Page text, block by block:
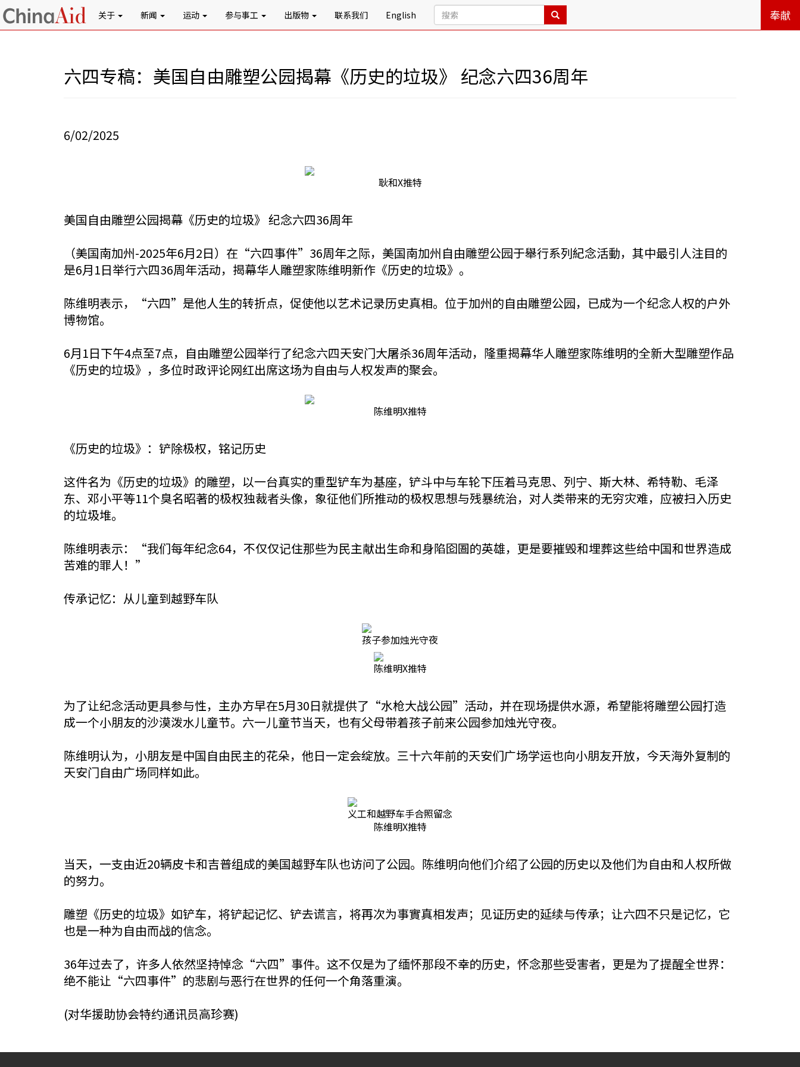
关于 新闻 运动 参与事工 出版物 联系我们 English 奉献
六四专稿：美国自由雕塑公园揭幕《历史的垃圾》 纪念六四36周年
6/02/2025
耿和X推特
美国自由雕塑公园揭幕《历史的垃圾》 纪念六四36周年
（美国南加州-2025年6月2日）在“六四事件”36周年之际，美国南加州自由雕塑公园于舉行系列紀念活動，其中最引人注目的
是6月1日举行六四36周年活动，揭幕华人雕塑家陈维明新作《历史的垃圾》。
陈维明表示，“六四”是他人生的转折点，促使他以艺术记录历史真相。位于加州的自由雕塑公园，已成为一个纪念人权的户外
博物馆。
6月1日下午4点至7点，自由雕塑公园举行了纪念六四天安门大屠杀36周年活动，隆重揭幕华人雕塑家陈维明的全新大型雕塑作品
《历史的垃圾》，多位时政评论网红出席这场为自由与人权发声的聚会。
陈维明X推特
《历史的垃圾》：铲除极权，铭记历史
这件名为《历史的垃圾》的雕塑，以一台真实的重型铲车为基座，铲斗中与车轮下压着马克思、列宁、斯大林、希特勒、毛泽
东、邓小平等11个臭名昭著的极权独裁者头像，象征他们所推动的极权思想与残暴统治，对人类带来的无穷灾难，应被扫入历史
的垃圾堆。
陈维明表示：“我们每年纪念64，不仅仅记住那些为民主献出生命和身陷囵圄的英雄，更是要摧毁和埋葬这些给中国和世界造成
苦难的罪人！”
传承记忆：从儿童到越野车队
孩子参加烛光守夜
陈维明X推特
为了让纪念活动更具参与性，主办方早在5月30日就提供了“水枪大战公园”活动，并在现场提供水源，希望能将雕塑公园打造
成一个小朋友的沙漠泼水儿童节。六一儿童节当天，也有父母带着孩子前来公园参加烛光守夜。
陈维明认为，小朋友是中国自由民主的花朵，他日一定会绽放。三十六年前的天安们广场学运也向小朋友开放，今天海外复制的
天安门自由广场同样如此。
义工和越野车手合照留念
陈维明X推特
当天，一支由近20辆皮卡和吉普组成的美国越野车队也访问了公园。陈维明向他们介绍了公园的历史以及他们为自由和人权所做
的努力。
雕塑《历史的垃圾》如铲车，将铲起记忆、铲去谎言，将再次为事實真相发声；见证历史的延续与传承；让六四不只是记忆，它
也是一种为自由而战的信念。
36年过去了，许多人依然坚持悼念“六四”事件。这不仅是为了缅怀那段不幸的历史，怀念那些受害者，更是为了提醒全世界：
绝不能让“六四事件”的悲剧与恶行在世界的任何一个角落重演。
(对华援助协会特约通讯员高珍赛)